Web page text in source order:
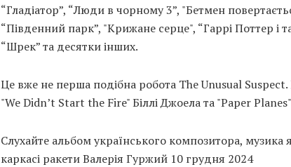
“Гладіатор”, “Люди в чорному 3”, "Бетмен
“Південний парк”, "Крижане серце", “Гаррі Поттер і
“Шрек” та десятки інших.
Це вже не перша подібна робота The Unusual Suspect.
"We Didn’t Start the Fire" Біллі Джоела та "Paper
Слухайте альбом українського композитора, музика
каркасі ракети Валерія Гуржий 10 грудня 2024